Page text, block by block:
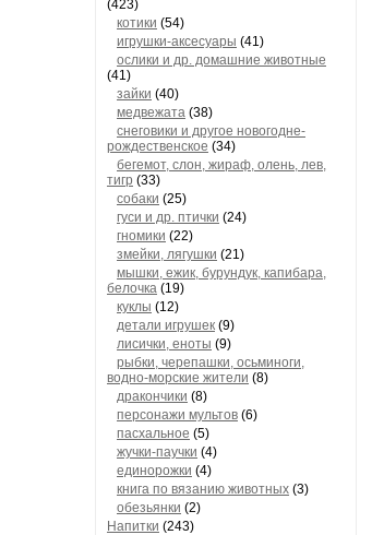
(423)
котики (54)
игрушки-аксесуары (41)
ослики и др. домашние животные
(41)
зайки (40)
медвежата (38)
снеговики и другое новогодне-
рождественское (34)
бегемот, слон, жираф, олень, лев,
тигр (33)
собаки (25)
гуси и др. птички (24)
гномики (22)
змейки, лягушки (21)
мышки, ежик, бурундук, капибара,
белочка (19)
куклы (12)
детали игрушек (9)
лисички, еноты (9)
рыбки, черепашки, осьминоги,
водно-морские жители (8)
дракончики (8)
персонажи мультов (6)
пасхальное (5)
жучки-паучки (4)
единорожки (4)
книга по вязанию животных (3)
обезьянки (2)
Напитки (243)